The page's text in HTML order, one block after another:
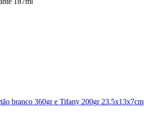
branco 360gr e Tifany 200gr 23.5x13x7cm